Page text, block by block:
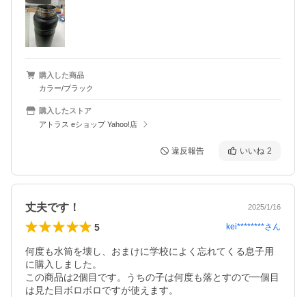
購入した商品
カラー/ブラック
購入したストア
アトラス eショップ Yahoo!店
違反報告 いいね 2
丈夫です！ 2025/1/16
5 kei********さん
何度も水筒を壊し、おまけに学校によく忘れてくる息子用
に購入しました。
この商品は2個目です。うちの子は何度も落とすので一個目
は見た目ボロボロですが使えます。